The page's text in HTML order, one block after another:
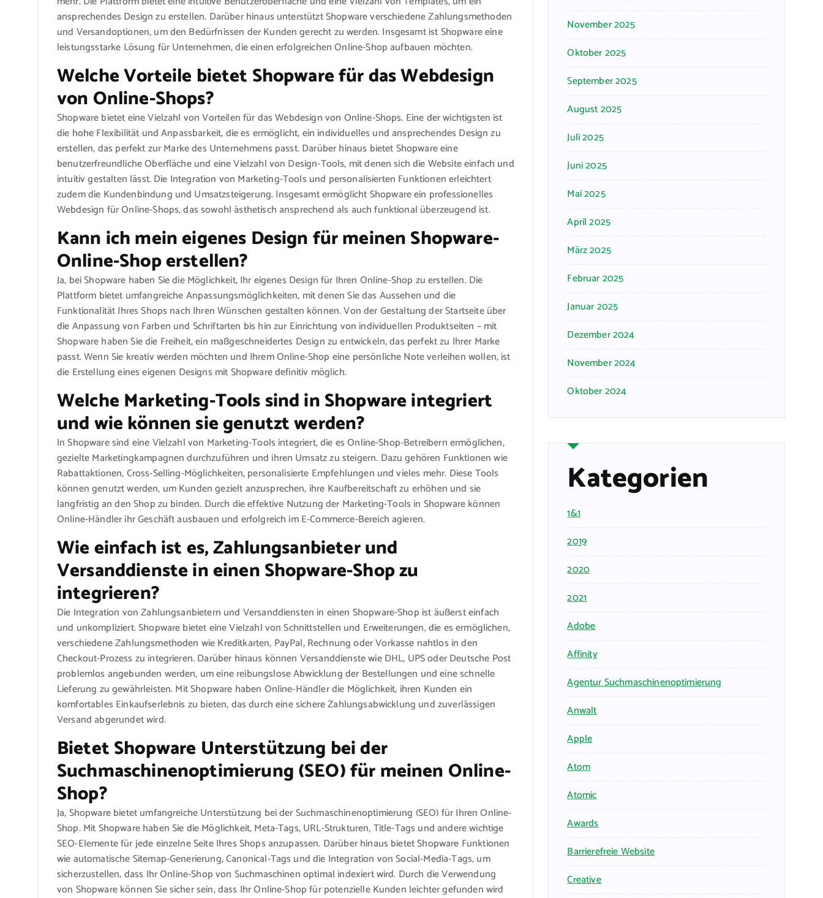
ansprechendes Design zu erstellen. Darüber hinaus unterstützt Shopware verschiedene Zahlungsmethoden
und Versandoptionen, um den Bedürfnissen der Kunden gerecht zu werden. Insgesamt ist Shopware eine
leistungsstarke Lösung für Unternehmen, die einen erfolgreichen Online-Shop aufbauen möchten.
Welche Vorteile bietet Shopware für das Webdesign
von Online-Shops?
Shopware bietet eine Vielzahl von Vorteilen für das Webdesign von Online-Shops. Eine der wichtigsten ist
die hohe Flexibilität und Anpassbarkeit, die es ermöglicht, ein individuelles und ansprechendes Design zu
erstellen, das perfekt zur Marke des Unternehmens passt. Darüber hinaus bietet Shopware eine
benutzerfreundliche Oberfläche und eine Vielzahl von Design-Tools, mit denen sich die Website einfach und
intuitiv gestalten lässt. Die Integration von Marketing-Tools und personalisierten Funktionen erleichtert
zudem die Kundenbindung und Umsatzsteigerung. Insgesamt ermöglicht Shopware ein professionelles
Webdesign für Online-Shops, das sowohl ästhetisch ansprechend als auch funktional überzeugend ist.
Kann ich mein eigenes Design für meinen Shopware-
Online-Shop erstellen?
Ja, bei Shopware haben Sie die Möglichkeit, Ihr eigenes Design für Ihren Online-Shop zu erstellen. Die
Plattform bietet umfangreiche Anpassungsmöglichkeiten, mit denen Sie das Aussehen und die
Funktionalität Ihres Shops nach Ihren Wünschen gestalten können. Von der Gestaltung der Startseite über
die Anpassung von Farben und Schriftarten bis hin zur Einrichtung von individuellen Produktseiten – mit
Shopware haben Sie die Freiheit, ein maßgeschneidertes Design zu entwickeln, das perfekt zu Ihrer Marke
passt. Wenn Sie kreativ werden möchten und Ihrem Online-Shop eine persönliche Note verleihen wollen, ist
die Erstellung eines eigenen Designs mit Shopware definitiv möglich.
Welche Marketing-Tools sind in Shopware integriert
und wie können sie genutzt werden?
In Shopware sind eine Vielzahl von Marketing-Tools integriert, die es Online-Shop-Betreibern ermöglichen,
gezielte Marketingkampagnen durchzuführen und ihren Umsatz zu steigern. Dazu gehören Funktionen wie
Rabattaktionen, Cross-Selling-Möglichkeiten, personalisierte Empfehlungen und vieles mehr. Diese Tools
können genutzt werden, um Kunden gezielt anzusprechen, ihre Kaufbereitschaft zu erhöhen und sie
langfristig an den Shop zu binden. Durch die effektive Nutzung der Marketing-Tools in Shopware können
Online-Händler ihr Geschäft ausbauen und erfolgreich im E-Commerce-Bereich agieren.
Wie einfach ist es, Zahlungsanbieter und
Versanddienste in einen Shopware-Shop zu
integrieren?
Die Integration von Zahlungsanbietern und Versanddiensten in einen Shopware-Shop ist äußerst einfach
und unkompliziert. Shopware bietet eine Vielzahl von Schnittstellen und Erweiterungen, die es ermöglichen,
verschiedene Zahlungsmethoden wie Kreditkarten, PayPal, Rechnung oder Vorkasse nahtlos in den
Checkout-Prozess zu integrieren. Darüber hinaus können Versanddienste wie DHL, UPS oder Deutsche Post
problemlos angebunden werden, um eine reibungslose Abwicklung der Bestellungen und eine schnelle
Lieferung zu gewährleisten. Mit Shopware haben Online-Händler die Möglichkeit, ihren Kunden ein
komfortables Einkaufserlebnis zu bieten, das durch eine sichere Zahlungsabwicklung und zuverlässigen
Versand abgerundet wird.
Bietet Shopware Unterstützung bei der
Suchmaschinenoptimierung (SEO) für meinen Online-
Shop?
Ja, Shopware bietet umfangreiche Unterstützung bei der Suchmaschinenoptimierung (SEO) für Ihren Online-
Shop. Mit Shopware haben Sie die Möglichkeit, Meta-Tags, URL-Strukturen, Title-Tags und andere wichtige
SEO-Elemente für jede einzelne Seite Ihres Shops anzupassen. Darüber hinaus bietet Shopware Funktionen
wie automatische Sitemap-Generierung, Canonical-Tags und die Integration von Social-Media-Tags, um
sicherzustellen, dass Ihr Online-Shop von Suchmaschinen optimal indexiert wird. Durch die Verwendung
von Shopware können Sie sicher sein, dass Ihr Online-Shop für potenzielle Kunden leichter gefunden wird
November 2025
Oktober 2025
September 2025
August 2025
Juli 2025
Juni 2025
Mai 2025
April 2025
März 2025
Februar 2025
Januar 2025
Dezember 2024
November 2024
Oktober 2024
Kategorien
1&1
2019
2020
2021
Adobe
Affinity
Agentur Suchmaschinenoptimierung
Anwalt
Apple
Atom
Atomic
Awards
Barrierefreie Website
Creative